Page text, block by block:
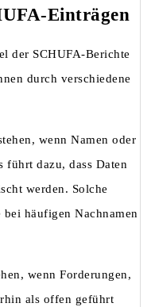
Einträgen
der SCHUFA-Berichte
durch verschiedene
wenn Namen oder
führt dazu, dass Daten
werden. Solche
häufigen Nachnamen
wenn Forderungen,
als offen geführt